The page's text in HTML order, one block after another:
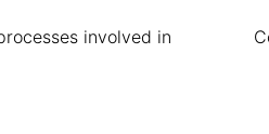
involved in